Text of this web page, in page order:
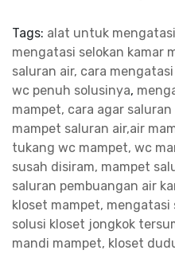
Tags: alat untuk
mengatasi selokan kamar
saluran air, cara
wc penuh solusinya,
mampet, cara agar
mampet saluran air,air
tukang wc mampet, wc
susah disiram, mampet
saluran pembuangan air
kloset mampet,
solusi kloset jongkok
mandi mampet, kloset